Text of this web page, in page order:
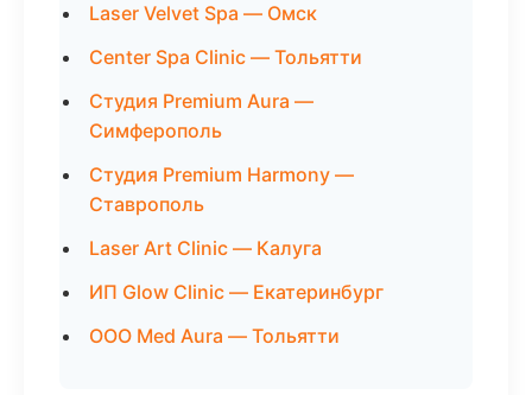
Laser Velvet Spa — Омск
Center Spa Clinic — Тольятти
Студия Premium Aura —
Симферополь
Студия Premium Harmony —
Ставрополь
Laser Art Clinic — Калуга
ИП Glow Clinic — Екатеринбург
ООО Med Aura — Тольятти